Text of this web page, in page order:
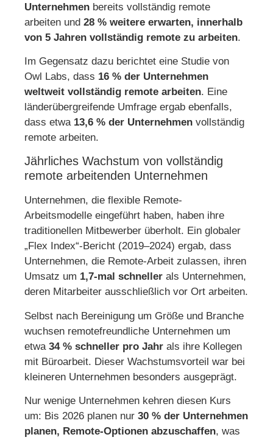
Unternehmen bereits vollständig remote
arbeiten und 28 % weitere erwarten, innerhalb
von 5 Jahren vollständig remote zu arbeiten.
Im Gegensatz dazu berichtet eine Studie von
Owl Labs, dass 16 % der Unternehmen
weltweit vollständig remote arbeiten. Eine
länderübergreifende Umfrage ergab ebenfalls,
dass etwa 13,6 % der Unternehmen vollständig
remote arbeiten.
Jährliches Wachstum von vollständig
remote arbeitenden Unternehmen
Unternehmen, die flexible Remote-
Arbeitsmodelle eingeführt haben, haben ihre
traditionellen Mitbewerber überholt. Ein globaler
„Flex Index“-Bericht (2019–2024) ergab, dass
Unternehmen, die Remote-Arbeit zulassen, ihren
Umsatz um 1,7-mal schneller als Unternehmen,
deren Mitarbeiter ausschließlich vor Ort arbeiten.
Selbst nach Bereinigung um Größe und Branche
wuchsen remotefreundliche Unternehmen um
etwa 34 % schneller pro Jahr als ihre Kollegen
mit Büroarbeit. Dieser Wachstumsvorteil war bei
kleineren Unternehmen besonders ausgeprägt.
Nur wenige Unternehmen kehren diesen Kurs
um: Bis 2026 planen nur 30 % der Unternehmen
planen, Remote-Optionen abzuschaffen, was